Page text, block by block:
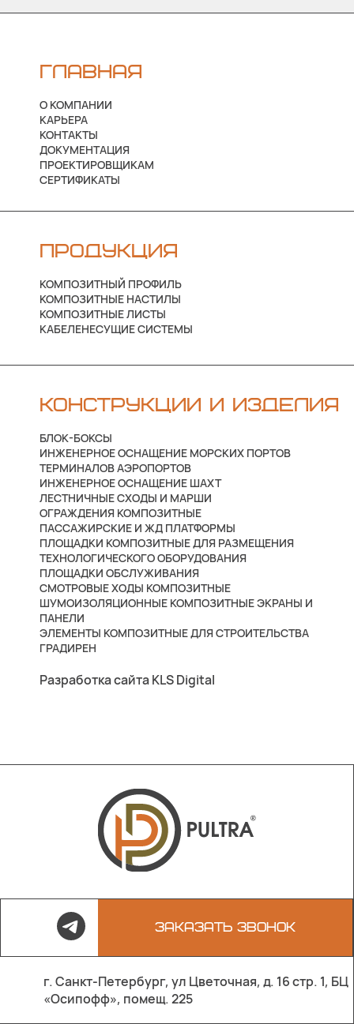
ЗАКАЗАТЬ ЗВОНОК
г. Санкт-Петербург, ул Цветочная, д. 16 стр. 1, БЦ
«Осипофф», помещ. 225
ГЛАВНАЯ
О КОМПАНИИ
КАРЬЕРА
КОНТАКТЫ
ДОКУМЕНТАЦИЯ
ПРОЕКТИРОВЩИКАМ
СЕРТИФИКАТЫ
ПРОДУКЦИЯ
КОМПОЗИТНЫЙ ПРОФИЛЬ
КОМПОЗИТНЫЕ НАСТИЛЫ
КОМПОЗИТНЫЕ ЛИСТЫ
КАБЕЛЕНЕСУЩИЕ СИСТЕМЫ
КОНСТРУКЦИИ И ИЗДЕЛИЯ
БЛОК-БОКСЫ
ИНЖЕНЕРНОЕ ОСНАЩЕНИЕ МОРСКИХ ПОРТОВ
ТЕРМИНАЛОВ АЭРОПОРТОВ
ИНЖЕНЕРНОЕ ОСНАЩЕНИЕ ШАХТ
ЛЕСТНИЧНЫЕ СХОДЫ И МАРШИ
ОГРАЖДЕНИЯ КОМПОЗИТНЫЕ
ПАССАЖИРСКИЕ И ЖД ПЛАТФОРМЫ
ПЛОЩАДКИ КОМПОЗИТНЫЕ ДЛЯ РАЗМЕЩЕНИЯ
ТЕХНОЛОГИЧЕСКОГО ОБОРУДОВАНИЯ
ПЛОЩАДКИ ОБСЛУЖИВАНИЯ
СМОТРОВЫЕ ХОДЫ КОМПОЗИТНЫЕ
ШУМОИЗОЛЯЦИОННЫЕ КОМПОЗИТНЫЕ ЭКРАНЫ И
ПАНЕЛИ
ЭЛЕМЕНТЫ КОМПОЗИТНЫЕ ДЛЯ СТРОИТЕЛЬСТВА
ГРАДИРЕН
Разработка сайта KLS Digital